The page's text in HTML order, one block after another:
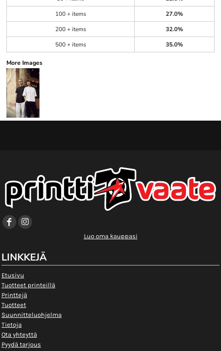
100 + items
27.0%
200 + items
32.0%
500 + items
35.0%
More Images
Luo oma kauppasi
LINKKEJÄ
Etusivu
Tuotteet printeillä
Printtejä
Tuotteet
Suunnitteluohjelma
Tietoja
Ota yhteyttä
Pyydä tarjous